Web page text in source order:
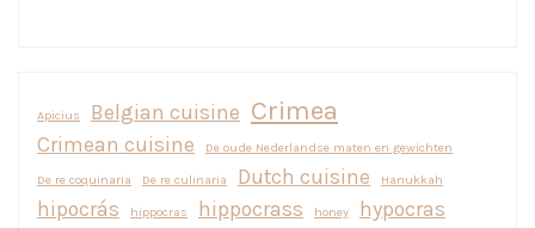
Apicius Belgian cuisine Crimea
Crimean cuisine De oude Nederlandse maten en gewichten
De re coquinaria De re culinaria Dutch cuisine Hanukkah
hipocrás hippocras hippocrass honey
hypocras